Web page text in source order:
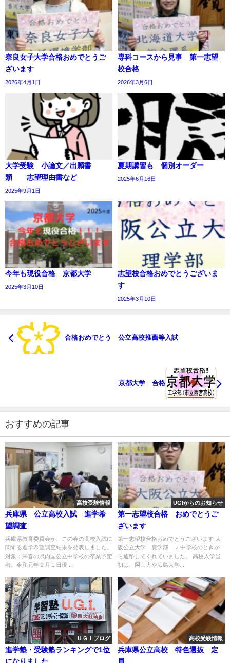
奈良女子大学合格おめでとうご
ざいます
2026年4月1日
専科コースから見事 第一志望
校合格
2026年3月6日
大学受験 小論文／出願書
類 志望理由書など
2025年9月1日
夏期講習も 個別オーダー
2025年6月16日
今年も現役合格 京都大学
2025年3月10日
志望校合格おめでとうございま
す
2025年3月10日
合格おめでとう 公立高校推薦等入試
京都大学 合格
おすすめの記事
高校受験情報
兵庫県 公立高校入試 進学希
望調査
兵庫県教育委員会が、この春の高校入試に
関する進学希望調査結果を発表しました。
対象：来春の県内国公立中学校の卒業予定
者。令和元年９月１日現...
UGIからのお知らせ
第一志望校合格 おめでとうご
ざいます
第一志望校合格おめでとうございます 大
阪公立大学 農学部 ♪ 中学校のときか
ら通塾してくれていました。 高校入学当
初は、岡山大や広島大学...
ＵＧＩブログ
進学塾・受験塾ランキングで1位
になりました。
高校受験情報
兵庫県公立高校 特色選抜 定
員